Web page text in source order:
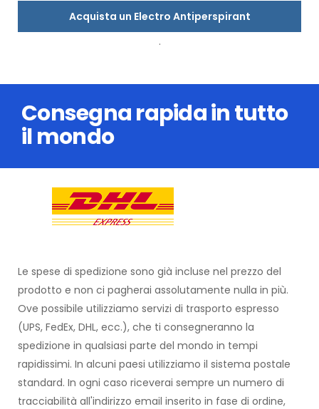
Acquista un Electro Antiperspirant
.
Consegna rapida in tutto
il mondo
Le spese di spedizione sono già incluse nel prezzo del
prodotto e non ci pagherai assolutamente nulla in più.
Ove possibile utilizziamo servizi di trasporto espresso
(UPS, FedEx, DHL, ecc.), che ti consegneranno la
spedizione in qualsiasi parte del mondo in tempi
rapidissimi. In alcuni paesi utilizziamo il sistema postale
standard. In ogni caso riceverai sempre un numero di
tracciabilità all'indirizzo email inserito in fase di ordine,